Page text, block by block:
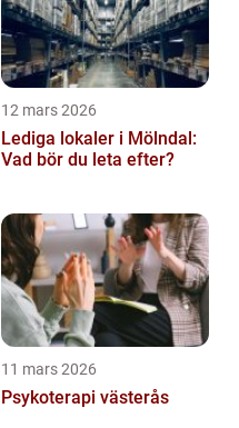
12 mars 2026
Lediga lokaler i Mölndal:
Vad bör du leta efter?
11 mars 2026
Psykoterapi västerås